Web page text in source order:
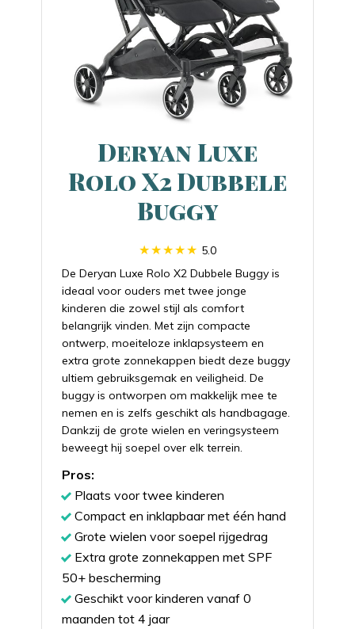
Deryan Luxe
Rolo X2 Dubbele
Buggy
5.0
De Deryan Luxe Rolo X2 Dubbele Buggy is
ideaal voor ouders met twee jonge
kinderen die zowel stijl als comfort
belangrijk vinden. Met zijn compacte
ontwerp, moeiteloze inklapsysteem en
extra grote zonnekappen biedt deze buggy
ultiem gebruiksgemak en veiligheid. De
buggy is ontworpen om makkelijk mee te
nemen en is zelfs geschikt als handbagage.
Dankzij de grote wielen en veringsysteem
beweegt hij soepel over elk terrein.
Pros:
Plaats voor twee kinderen
Compact en inklapbaar met één hand
Grote wielen voor soepel rijgedrag
Extra grote zonnekappen met SPF
50+ bescherming
Geschikt voor kinderen vanaf 0
maanden tot 4 jaar